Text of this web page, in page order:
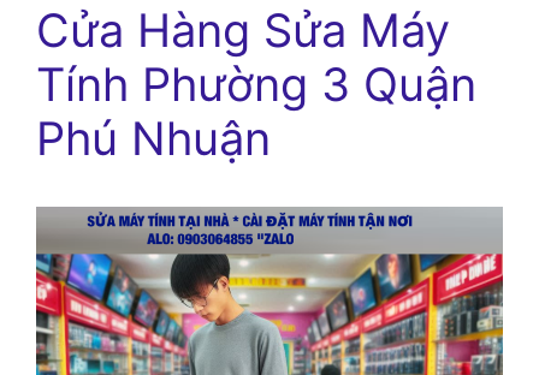
Cửa Hàng Sửa Máy
Tính Phường 3 Quận
Phú Nhuận